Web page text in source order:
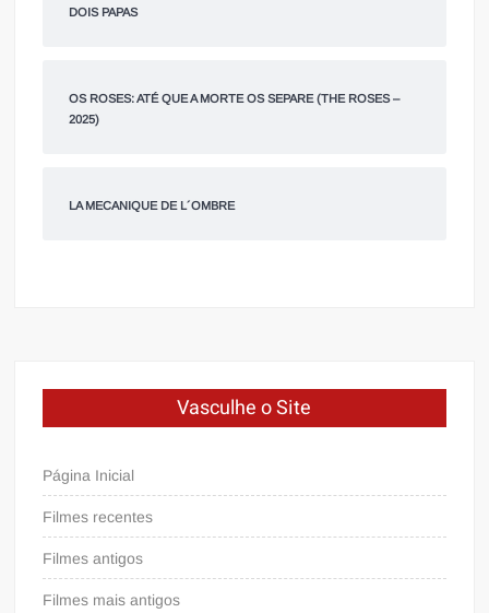
DOIS PAPAS
OS ROSES: ATÉ QUE A MORTE OS SEPARE (THE ROSES –
2025)
LA MECANIQUE DE L´OMBRE
Vasculhe o Site
Página Inicial
Filmes recentes
Filmes antigos
Filmes mais antigos